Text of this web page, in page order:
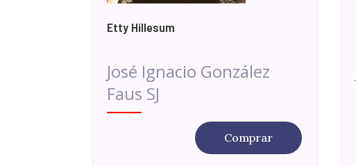
Etty Hillesum
José Ignacio González
Faus SJ
Comprar